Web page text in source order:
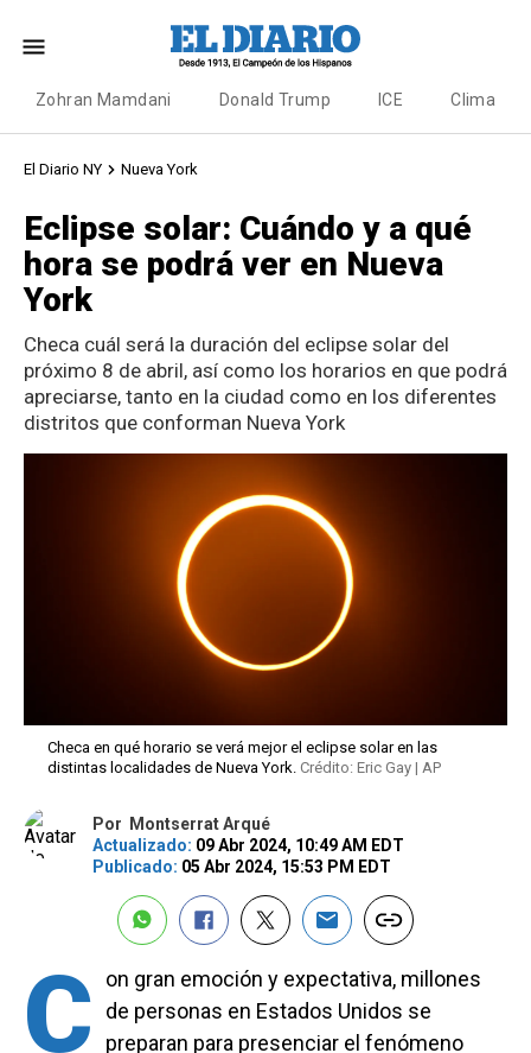
Zohran Mamdani Donald Trump ICE Clima
El Diario NY Nueva York
Eclipse solar: Cuándo y a qué
hora se podrá ver en Nueva
York
Checa cuál será la duración del eclipse solar del
próximo 8 de abril, así como los horarios en que podrá
apreciarse, tanto en la ciudad como en los diferentes
distritos que conforman Nueva York
Checa en qué horario se verá mejor el eclipse solar en las
distintas localidades de Nueva York. Crédito: Eric Gay | AP
Por
Montserrat Arqué
Actualizado: 09 Abr 2024, 10:49 AM EDT
Publicado: 05 Abr 2024, 15:53 PM EDT
C
on gran emoción y expectativa, millones
de personas en Estados Unidos se
preparan para presenciar el fenómeno